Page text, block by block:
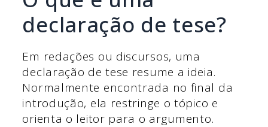
declaração de tese?
Em redações ou discursos, uma
declaração de tese resume a ideia.
Normalmente encontrada no final da
introdução, ela restringe o tópico e
orienta o leitor para o argumento.